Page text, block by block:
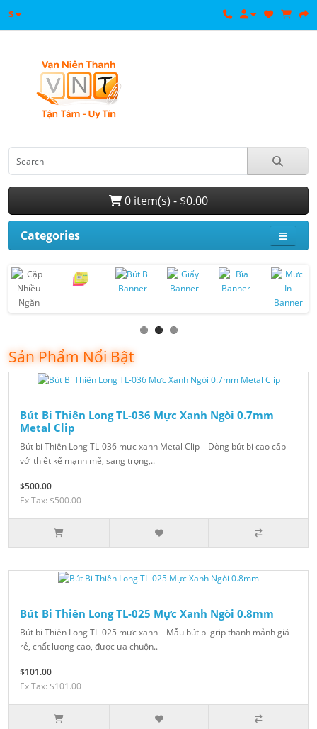
$
0 item(s) - $0.00
Categories
Sản Phẩm Nổi Bật
Bút Bi Thiên Long TL-036 Mực Xanh Ngòi 0.7mm
Metal Clip
Bút bi Thiên Long TL-036 mực xanh Metal Clip – Dòng bút bi cao cấp
với thiết kế mạnh mẽ, sang trọng,..
$500.00
Ex Tax: $500.00
Bút Bi Thiên Long TL-025 Mực Xanh Ngòi 0.8mm
Bút bi Thiên Long TL-025 mực xanh – Mẫu bút bi grip thanh mảnh giá
rẻ, chất lượng cao, được ưa chuộn..
$101.00
Ex Tax: $101.00